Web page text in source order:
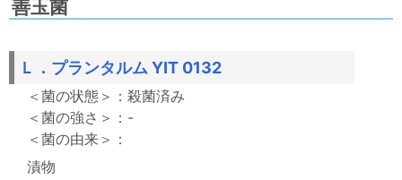
善玉菌
Ｌ．プランタルム YIT 0132
殺菌済み
-
漬物